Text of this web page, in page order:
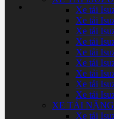
Xe tải
Xe tải
Xe tải
Xe tải
Xe tải
Xe tải
Xe tải
Xe tải
Xe tải
XE TẢI
Xe tải